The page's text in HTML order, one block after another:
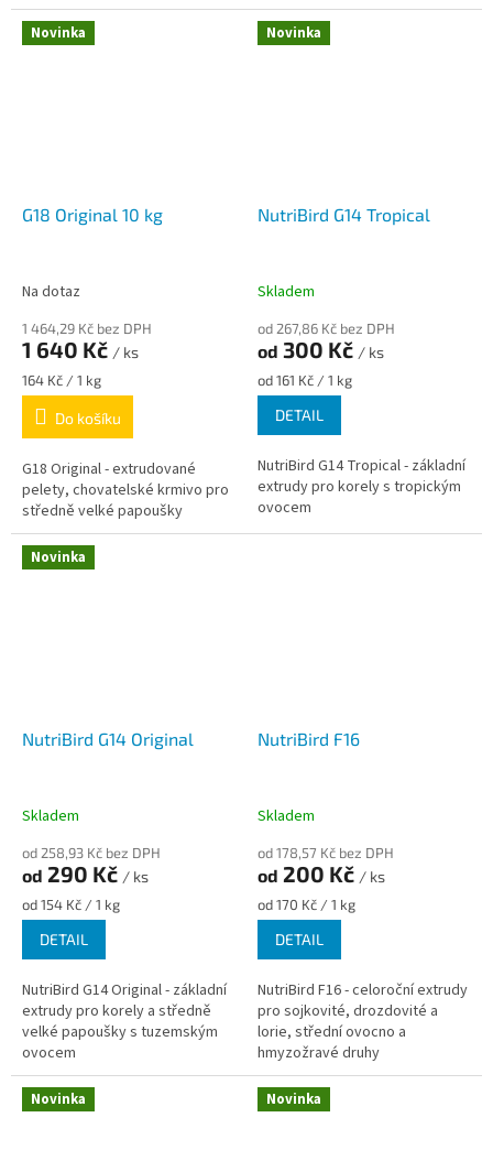
Novinka
G18 Original 10 kg
Na dotaz
1 464,29 Kč bez DPH
1 640 Kč / ks
Měrná
cena:
164 Kč / 1 kg
Do košíku
G18 Original - extrudované
pelety, chovatelské krmivo pro
středně velké papoušky
Novinka
NutriBird G14 Tropical
Skladem
od 267,86 Kč bez DPH
od 300 Kč / ks
Měrná
cena:
od 161 Kč / 1 kg
DETAIL
NutriBird G14 Tropical - základní
extrudy pro korely s tropickým
ovocem
Novinka
NutriBird G14 Original
Skladem
od 258,93 Kč bez DPH
od 290 Kč / ks
Měrná
cena:
od 154 Kč / 1 kg
DETAIL
NutriBird G14 Original - základní
extrudy pro korely a středně
velké papoušky s tuzemským
ovocem
NutriBird F16
Skladem
od 178,57 Kč bez DPH
od 200 Kč / ks
Měrná
cena:
od 170 Kč / 1 kg
DETAIL
NutriBird F16 - celoroční extrudy
pro sojkovité, drozdovité a
lorie, střední ovocno a
hmyzožravé druhy
Novinka Novinka